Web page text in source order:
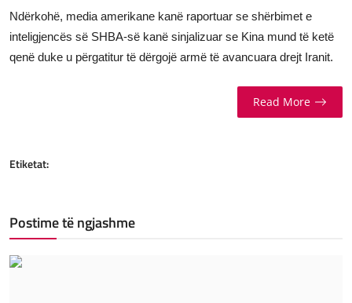
Ndërkohë, media amerikane kanë raportuar se shërbimet e
inteligjencës së SHBA-së kanë sinjalizuar se Kina mund të ketë
qenë duke u përgatitur të dërgojë armë të avancuara drejt Iranit.
Read More
Etiketat:
Postime të ngjashme